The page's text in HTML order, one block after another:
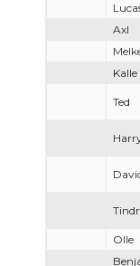
Axl
Kalle
Ted
Olle